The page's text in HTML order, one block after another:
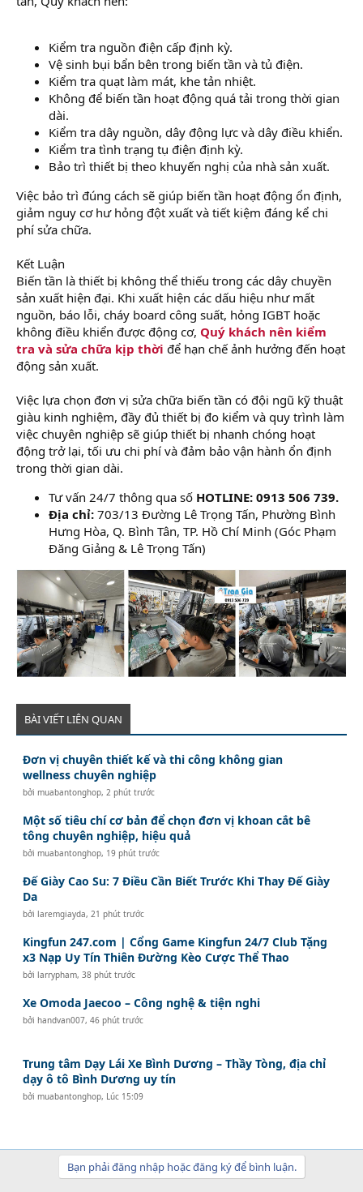
Kiểm tra nguồn điện cấp định kỳ.
Vệ sinh bụi bẩn bên trong biến tần và tủ điện.
Kiểm tra quạt làm mát, khe tản nhiệt.
Không để biến tần hoạt động quá tải trong thời gian
dài.
Kiểm tra dây nguồn, dây động lực và dây điều khiển.
Kiểm tra tình trạng tụ điện định kỳ.
Bảo trì thiết bị theo khuyến nghị của nhà sản xuất.
Việc bảo trì đúng cách sẽ giúp biến tần hoạt động ổn định,
giảm nguy cơ hư hỏng đột xuất và tiết kiệm đáng kể chi
phí sửa chữa.
Kết Luận
Biến tần là thiết bị không thể thiếu trong các dây chuyền
sản xuất hiện đại. Khi xuất hiện các dấu hiệu như mất
nguồn, báo lỗi, cháy board công suất, hỏng IGBT hoặc
không điều khiển được động cơ, Quý khách nên kiểm
tra và sửa chữa kịp thời để hạn chế ảnh hưởng đến hoạt
động sản xuất.
Việc lựa chọn đơn vị sửa chữa biến tần có đội ngũ kỹ thuật
giàu kinh nghiệm, đầy đủ thiết bị đo kiểm và quy trình làm
việc chuyên nghiệp sẽ giúp thiết bị nhanh chóng hoạt
động trở lại, tối ưu chi phí và đảm bảo vận hành ổn định
trong thời gian dài.
Tư vấn 24/7 thông qua số HOTLINE: 0913 506 739.
Địa chỉ: 703/13 Đường Lê Trọng Tấn, Phường Bình
Hưng Hòa, Q. Bình Tân, TP. Hồ Chí Minh (Góc Phạm
Đăng Giảng & Lê Trọng Tấn)
BÀI VIẾT LIÊN QUAN
Đơn vị chuyên thiết kế và thi công không gian
wellness chuyên nghiệp
bởimuabantonghop, 2 phút trước
Một số tiêu chí cơ bản để chọn đơn vị khoan cắt bê
tông chuyên nghiệp, hiệu quả
bởimuabantonghop, 19 phút trước
Đế Giày Cao Su: 7 Điều Cần Biết Trước Khi Thay Đế Giày
Da
bởilaremgiayda, 21 phút trước
Kingfun 247.com | Cổng Game Kingfun 24/7 Club Tặng
x3 Nạp Uy Tín Thiên Đường Kèo Cược Thể Thao
bởilarrypham,38 phút trước
Xe Omoda Jaecoo – Công nghệ & tiện nghi
bởihandvan007,46 phút trước
Trung tâm Dạy Lái Xe Bình Dương – Thầy Tòng, địa chỉ
dạy ô tô Bình Dương uy tín
bởimuabantonghop, Lúc 15:09
Bạn phải đăng nhập hoặc đăng ký để bình luận.